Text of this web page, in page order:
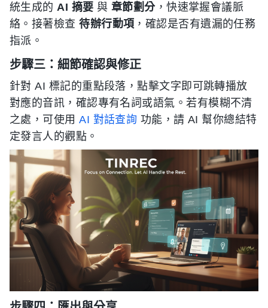
統生成的 AI 摘要 與 章節劃分，快速掌握會議脈
絡。接著檢查待辦行動項 ，確認是否有遺漏的任務
指派。
步驟三：細節確認與修正
針對 AI 標記的重點段落，點擊文字即可跳轉播放
對應的音訊，確認專有名詞或語氣。若有模糊不清
之處，可使用AI 對話查詢 功能，請 AI 幫你總結特
定發言人的觀點。